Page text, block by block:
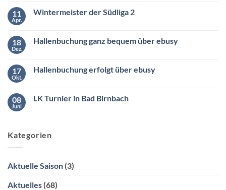
zu
den
26.04.2025
11
Apr.
Wintermeister der Südliga 2
Wintermeister
18
Dez.
Hallenbuchung ganz bequem über ebusy
Hallenbuchung
ebusy
17
Okt.
Hallenbuchung erfolgt über ebusy
Hallenbuchung
08
Juni
LK Turnier in Bad Birnbach
Turnier
Kategorien
Aktuelle Saison (3)
Aktuelles (68)